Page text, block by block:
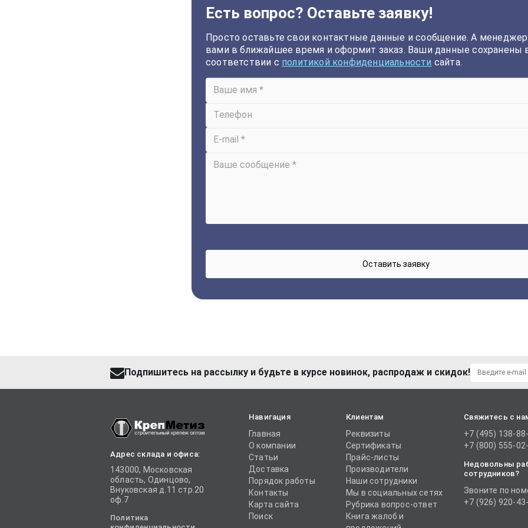
Есть вопрос? Оставьте заявку!
Просто оставьте свои контактные данные и сообщение. А
вами в ближайшее время и оформит заказ. Ваши данные сохранены
соответствии с политикой конфиденциальности сайта.
Подпишитесь на рассылку и будьте в курсе новинок, распродаж и скидок!
Адрес склада и офиса:
143000, Московская
область, Одинцово,
Внуковская д.11 стр.20
оф.7
Политика
Навигация
Главная
О компании
Статьи
Доставка
Порядок работы
Контакты
Карта сайта
Поиск
Клиентам
Реквизиты
Сертификаты
Прайс-листы
Производители
Наши сотрудники
Мы в социальных сетях
Рубрика вопрос-ответ
Книга жалоб и
Свяжитесь с
+7 (495) 138-
+7 (800) 555-
Недовольны
сотрудников?
Звоните по
+7 (926) 920-